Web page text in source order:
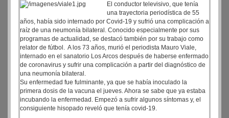
El conductor televisivo, que tenía
una trayectoria periodística de 55
años, había sido internado por Covid-19 y sufrió una complicación a
raíz de una neumonía bilateral. Conocido especialmente por sus
programas de actualidad, se destacó también por su trabajo como
relator de fútbol. A los 73 años, murió el periodista Mauro Viale,
internado en el sanatorio Los Arcos después de haberse enfermado
de coronavirus y sufrir una complicación a partir del diagnóstico de
una neumonía bilateral.
Su enfermedad fue fulminante, ya que se había inoculado la
primera dosis de la vacuna el jueves. Ahora se sabe que ya estaba
incubando la enfermedad. Empezó a sufrir algunos síntomas y, el
consiguiente hisopado reveló que tenía covid-19.